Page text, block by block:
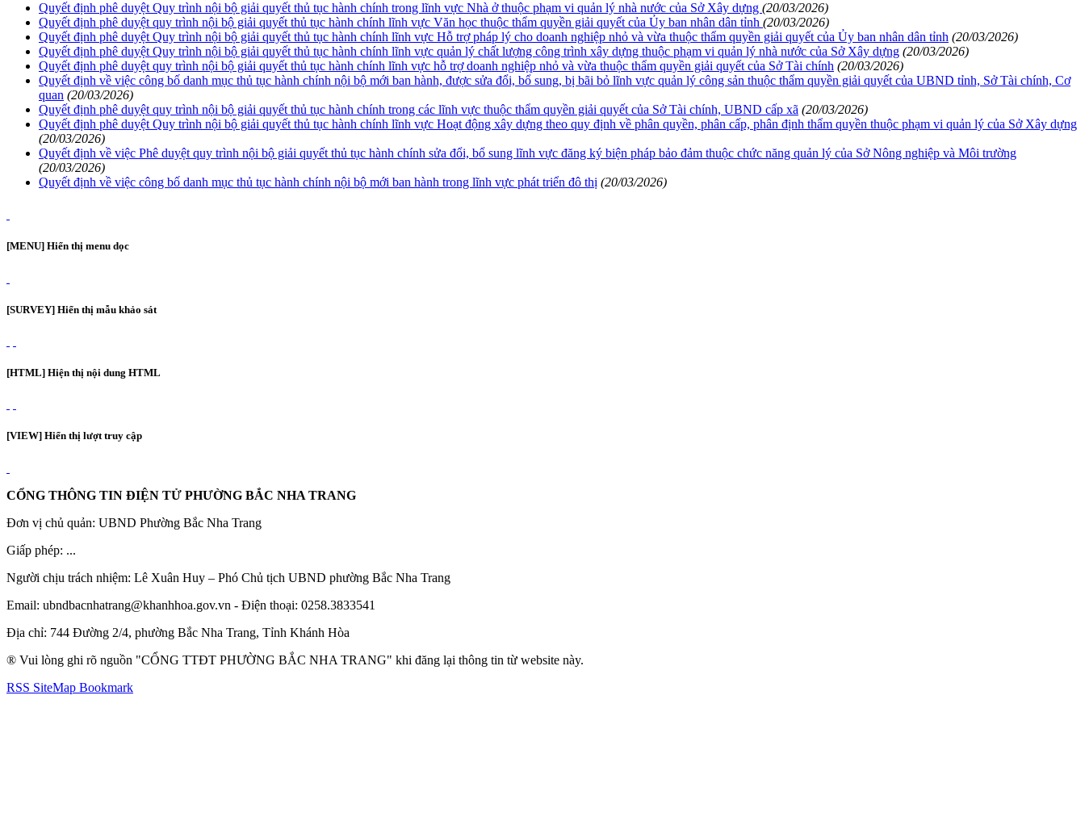
Quyết định phê duyệt Quy trình nội bộ giải quyết thủ tục hành chính trong lĩnh vực Nhà ở thuộc phạm vi quản lý nhà nước của Sở Xây dựng (20/03/2026)
Quyết định phê duyệt quy trình nội bộ giải quyết thủ tục hành chính lĩnh vực Văn học thuộc thẩm quyền giải quyết của Ủy ban nhân dân tỉnh (20/03/2026)
Quyết định phê duyệt Quy trình nội bộ giải quyết thủ tục hành chính lĩnh vực Hỗ trợ pháp lý cho doanh nghiệp nhỏ và vừa thuộc thẩm quyền giải quyết của Ủy ban nhân dân tỉnh (20/03/2026)
Quyết định phê duyệt Quy trình nội bộ giải quyết thủ tục hành chính lĩnh vực quản lý chất lượng công trình xây dựng thuộc phạm vi quản lý nhà nước của Sở Xây dựng (20/03/2026)
Quyết định phê duyệt quy trình nội bộ giải quyết thủ tục hành chính lĩnh vực hỗ trợ doanh nghiệp nhỏ và vừa thuộc thẩm quyền giải quyết của Sở Tài chính (20/03/2026)
Quyết định về việc công bố danh mục thủ tục hành chính nội bộ mới ban hành, được sửa đổi, bổ sung, bị bãi bỏ lĩnh vực quản lý công sản thuộc thẩm quyền giải quyết của UBND tỉnh, Sở Tài chính, Cơ
quan (20/03/2026)
Quyết định phê duyệt quy trình nội bộ giải quyết thủ tục hành chính trong các lĩnh vực thuộc thẩm quyền giải quyết của Sở Tài chính, UBND cấp xã (20/03/2026)
Quyết định phê duyệt Quy trình nội bộ giải quyết thủ tục hành chính lĩnh vực Hoạt động xây dựng theo quy định về phân quyền, phân cấp, phân định thẩm quyền thuộc phạm vi quản lý của Sở Xây dựng
(20/03/2026)
Quyết định về việc Phê duyệt quy trình nội bộ giải quyết thủ tục hành chính sửa đổi, bổ sung lĩnh vực đăng ký biện pháp bảo đảm thuộc chức năng quản lý của Sở Nông nghiệp và Môi trường
(20/03/2026)
Quyết định về việc công bố danh mục thủ tục hành chính nội bộ mới ban hành trong lĩnh vực phát triển đô thị (20/03/2026)
[MENU] Hiển thị menu dọc
[SURVEY] Hiển thị mẫu khảo sát
[HTML] Hiện thị nội dung HTML
[VIEW] Hiển thị lượt truy cập
CỔNG THÔNG TIN ĐIỆN TỬ PHƯỜNG BẮC NHA TRANG
Đơn vị chủ quản: UBND Phường Bắc Nha Trang
Giấp phép: ...
Người chịu trách nhiệm: Lê Xuân Huy – Phó Chủ tịch UBND phường Bắc Nha Trang
Email: ubndbacnhatrang@khanhhoa.gov.vn - Điện thoại: 0258.3833541
Địa chỉ: 744 Đường 2/4, phường Bắc Nha Trang, Tỉnh Khánh Hòa
® Vui lòng ghi rõ nguồn "CỔNG TTĐT PHƯỜNG BẮC NHA TRANG" khi đăng lại thông tin từ website này.
RSS SiteMap Bookmark